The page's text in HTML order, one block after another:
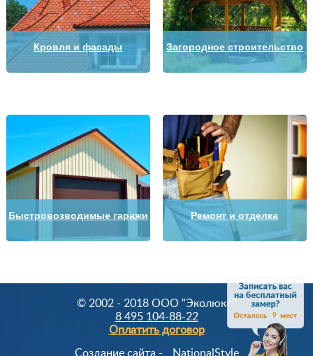
9
Кровля и фасады Загородное строительство
Быстровозводимые гаражи Ремонт и отделка
© 2002 - 2018 OOO "Эколюкс"
8 495 104-88-22
Оплатить договор
Создание сайта - NationalStyle